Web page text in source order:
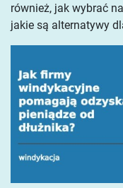
również, jak wybrać
jakie są alternatywy